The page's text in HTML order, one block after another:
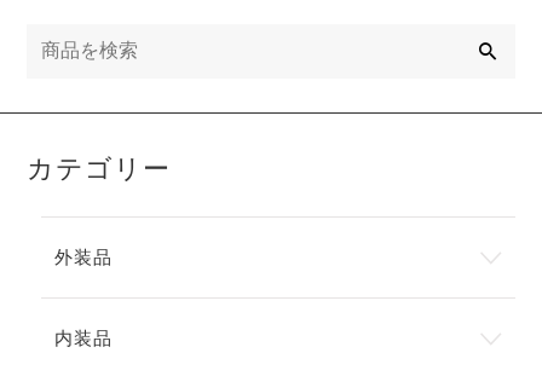
カテゴリー
外装品
内装品